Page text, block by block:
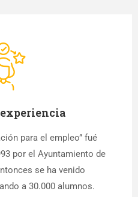
experiencia
para el empleo” fué
por el Ayuntamiento de
se ha venido
a 30.000 alumnos.